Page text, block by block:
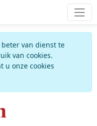
van dienst te
van cookies.
u onze cookies